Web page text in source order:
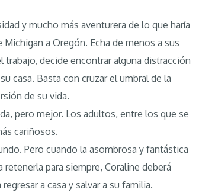
y mucho más aventurera de lo que haría
a Oregón. Echa de menos a sus
trabajo, decide encontrar alguna distracción
casa. Basta con cruzar el umbral de la
de su vida.
pero mejor. Los adultos, entre los que se
cariñosos.
Pero cuando la asombrosa y fantástica
para siempre, Coraline deberá
a casa y salvar a su familia.